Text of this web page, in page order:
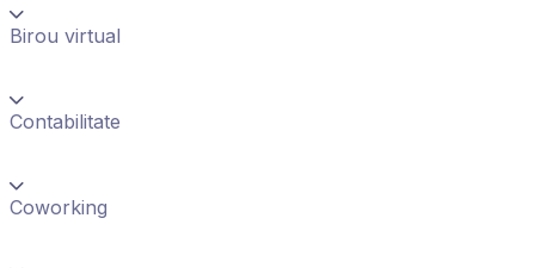
Birou virtual
Contabilitate
Coworking